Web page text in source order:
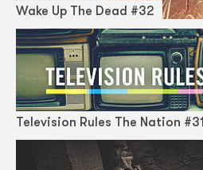
Wake Up The Dead #32
Television Rules The Nation #31